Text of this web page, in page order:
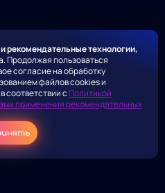
рекомендательные технологии,
Продолжая пользоваться
согласие на обработку
файлов cookies и
соответствии с Политикой
применения рекомендательных